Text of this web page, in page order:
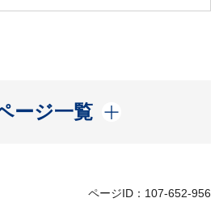
ージ一覧
開く
ページID：107-652-956